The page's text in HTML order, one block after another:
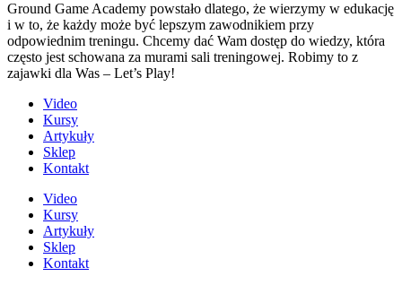
Ground Game Academy powstało dlatego, że wierzymy w edukację
i w to, że każdy może być lepszym zawodnikiem przy
odpowiednim treningu. Chcemy dać Wam dostęp do wiedzy, która
często jest schowana za murami sali treningowej. Robimy to z
zajawki dla Was – Let’s Play!
Video
Kursy
Artykuły
Sklep
Kontakt
Video
Kursy
Artykuły
Sklep
Kontakt